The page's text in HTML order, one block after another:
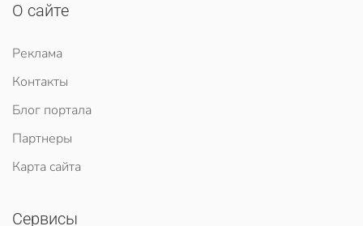
О сайте
Реклама
Контакты
Блог портала
Партнеры
Карта сайта
Сервисы